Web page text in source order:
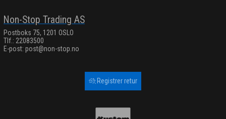
Non-Stop Trading AS
Postboks 75, 1201 OSLO
Tlf.: 22083500
E-post: post@non-stop.no
Registrer retur